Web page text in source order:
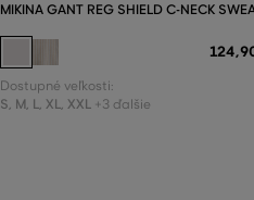
MIKINA GANT REG SHIELD C-NECK
124,
Dostupné veľkosti:
S, M, L, XL, XXL +3 ďalšie